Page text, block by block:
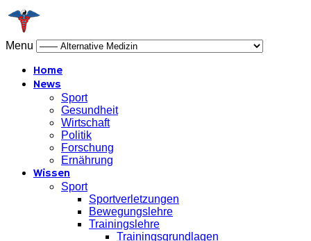
Menu
Home
News
Sport
Gesundheit
Wirtschaft
Politik
Forschung
Ernährung
Wissen
Sport
Sportverletzungen
Bewegungslehre
Trainingslehre
Trainingsgrundlagen